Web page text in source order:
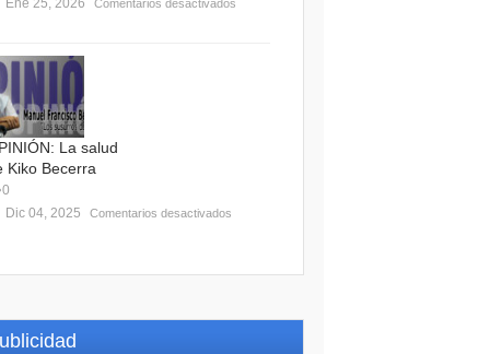
Ene 25, 2026
Comentarios desactivados
La salud
Kiko Becerra
0
Dic 04, 2025
Comentarios desactivados